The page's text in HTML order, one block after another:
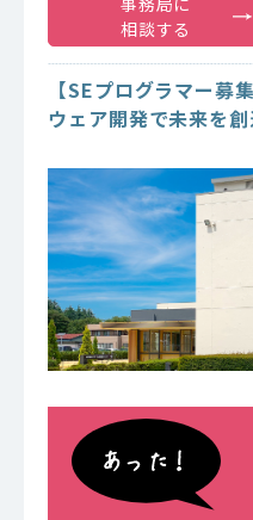
相談する
【SEプログラマー募
ウェア開発で未来を